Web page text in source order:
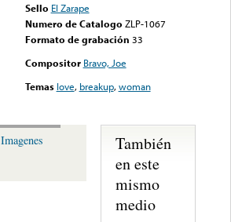
Sello El Zarape
Numero de Catalogo ZLP-1067
Formato de grabación 33
Compositor Bravo, Joe
Temas love, breakup,woman
Imagenes
También
en este
mismo
medio